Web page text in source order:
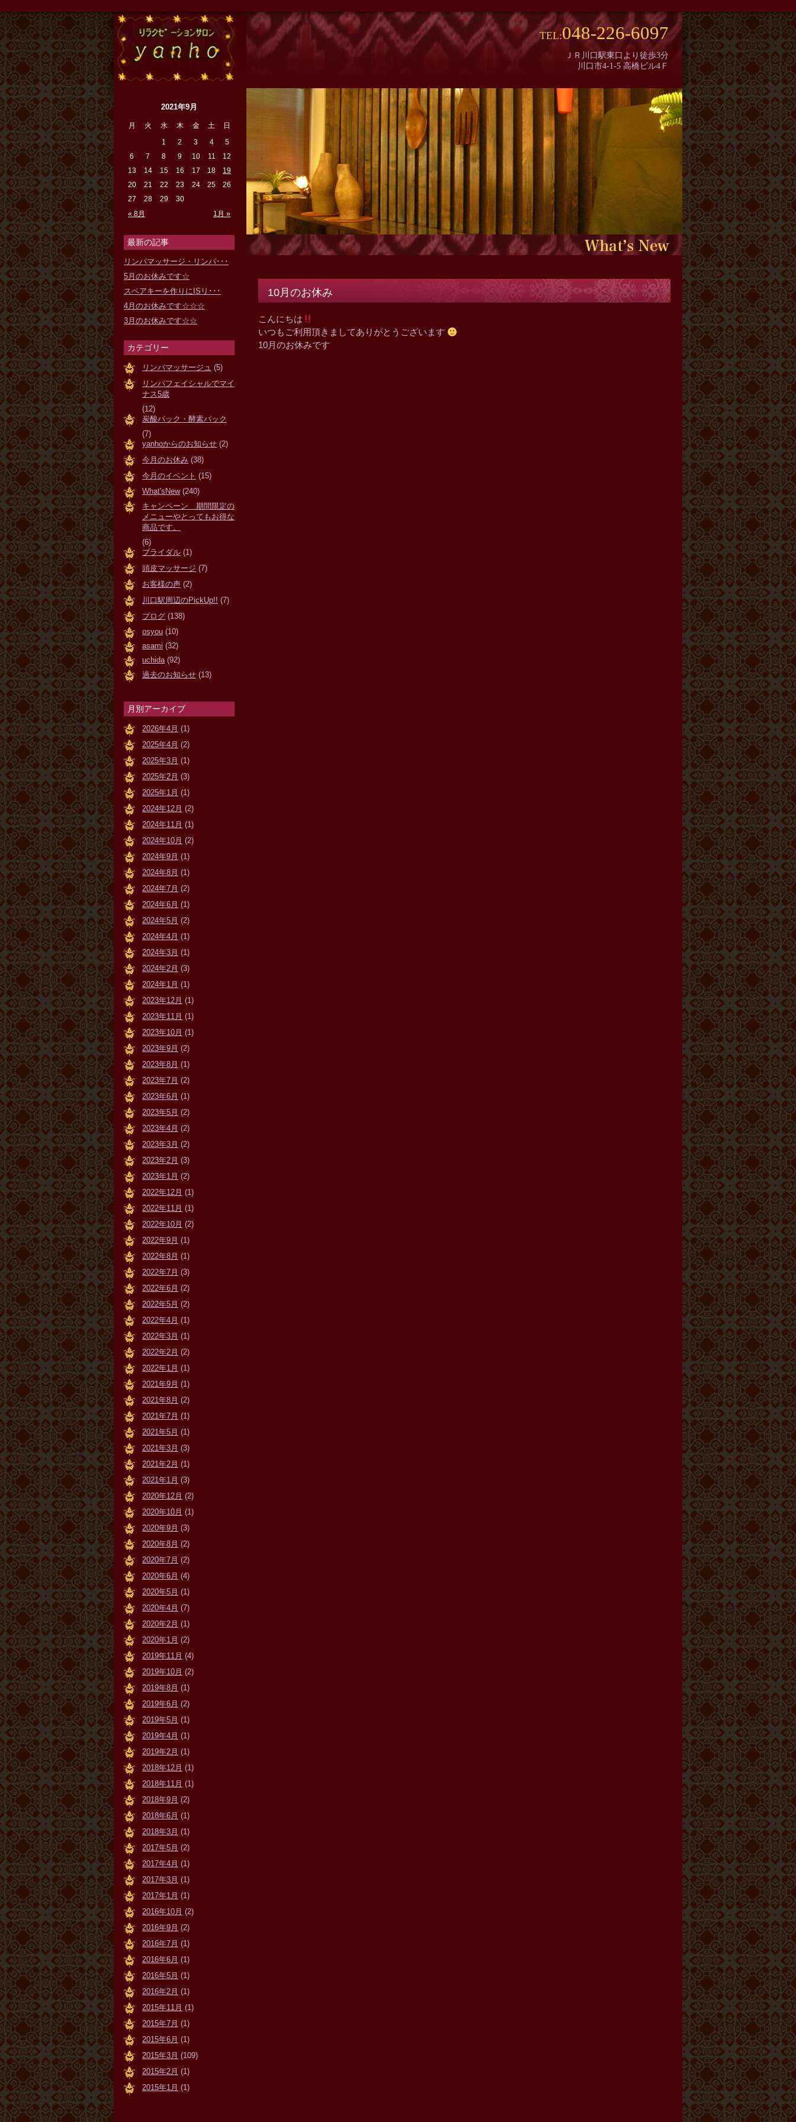
『リラクゼーションサロンyanho』
TEL:048-226-6097
ＪＲ川口駅東口より徒歩3分
川口市4-1-5 高橋ビル4Ｆ
10月のお休み
こんにちは
いつもご利用頂きましてありがとうございます
10月のお休みです
2021年9月
月 火 水 木 金 土 日
« 8月 1月 »
1 2 3 4
5
6
7 8 9 10 11
12
13
14 15 16 17 18
19
20
21 22 23 24 25
26
27
28 29 30
最新の記事
リンパマッサージ・リンパ･･･
5月のお休みです☆
スペアキーを作りにISリ･･･
4月のお休みです☆☆☆
3月のお休みです☆☆
カテゴリー
リンパマッサージュ (5)
リンパフェイシャルでマイ
ナス5歳
(12)
炭酸パック・酵素パック
(7)
yanhoからのお知らせ (2)
今月のお休み (38)
今月のイベント (15)
What'sNew(240)
キャンペーン 期間限定の
メニューやとってもお得な
商品です。
(6)
ブライダル (1)
頭皮マッサージ (7)
お客様の声 (2)
川口駅周辺のPickUp!! (7)
ブログ (138)
osyou (10)
asami (32)
uchida(92)
過去のお知らせ (13)
月別アーカイブ
2026年4月 (1)
2025年4月 (2)
2025年3月 (1)
2025年2月 (3)
2025年1月 (1)
2024年12月 (2)
2024年11月 (1)
2024年10月 (2)
2024年9月 (1)
2024年8月 (1)
2024年7月 (2)
2024年6月 (1)
2024年5月 (2)
2024年4月 (1)
2024年3月 (1)
2024年2月 (3)
2024年1月 (1)
2023年12月 (1)
2023年11月 (1)
2023年10月 (1)
2023年9月 (2)
2023年8月 (1)
2023年7月 (2)
2023年6月 (1)
2023年5月 (2)
2023年4月 (2)
2023年3月 (2)
2023年2月 (3)
2023年1月 (2)
2022年12月 (1)
2022年11月 (1)
2022年10月 (2)
2022年9月 (1)
2022年8月 (1)
2022年7月 (3)
2022年6月 (2)
2022年5月 (2)
2022年4月 (1)
2022年3月 (1)
2022年2月 (2)
2022年1月 (1)
2021年9月 (1)
2021年8月 (2)
2021年7月 (1)
2021年5月 (1)
2021年3月 (3)
2021年2月 (1)
2021年1月 (3)
2020年12月 (2)
2020年10月 (1)
2020年9月 (3)
2020年8月 (2)
2020年7月 (2)
2020年6月 (4)
2020年5月 (1)
2020年4月 (7)
2020年2月 (1)
2020年1月 (2)
2019年11月 (4)
2019年10月 (2)
2019年8月 (1)
2019年6月 (2)
2019年5月 (1)
2019年4月 (1)
2019年2月 (1)
2018年12月 (1)
2018年11月 (1)
2018年9月 (2)
2018年6月 (1)
2018年3月 (1)
2017年5月 (2)
2017年4月 (1)
2017年3月 (1)
2017年1月 (1)
2016年10月 (2)
2016年9月 (2)
2016年7月 (1)
2016年6月 (1)
2016年5月 (1)
2016年2月 (1)
2015年11月 (1)
2015年7月 (1)
2015年6月 (1)
2015年3月 (109)
2015年2月 (1)
2015年1月 (1)